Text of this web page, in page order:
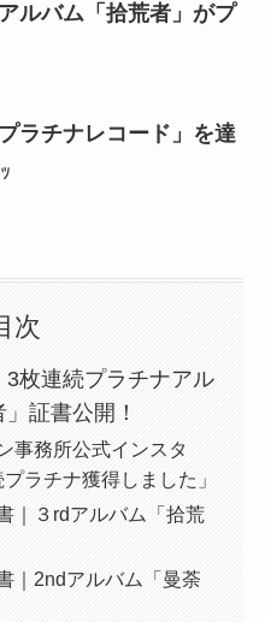
ルバム「拾荒者」がプ
ラチナレコード」を達
次
枚連続プラチナアル
証書公開！
事務所公式インスタ
ラチナ獲得しました」
｜３rdアルバム「拾荒
｜2ndアルバム「曼荼